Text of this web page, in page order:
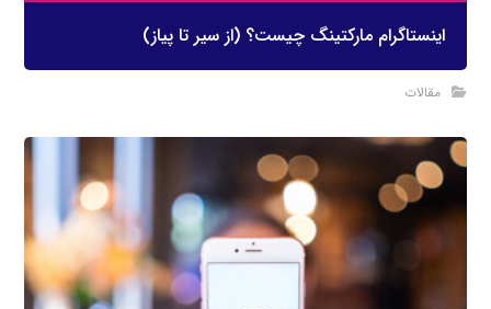
اینستاگرام مارکتینگ چیست؟ (از سیر تا پیاز)
مقالات